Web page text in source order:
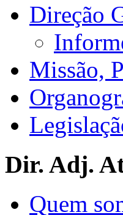
Direção
Missão,
Dir. Adj.
Quem